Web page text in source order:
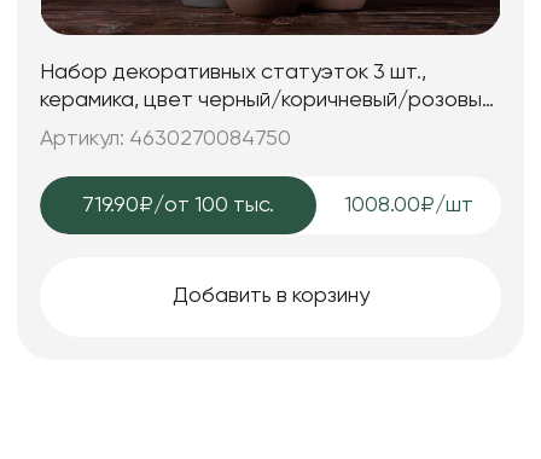
Набор декоративных статуэток 3 шт.,
керамика, цвет черный/коричневый/розовый,
25*7; 25*7; 15*6 см.
Артикул: 4630270084750
719.90₽/от 100 тыс. 1008.00₽/шт
Добавить в корзину